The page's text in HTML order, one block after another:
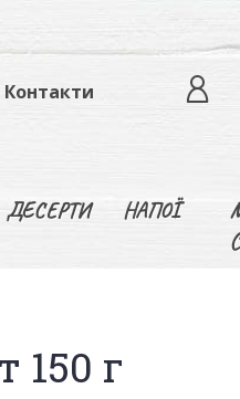
Контакти
ДЕСЕРТИ НАПОЇ
150 г